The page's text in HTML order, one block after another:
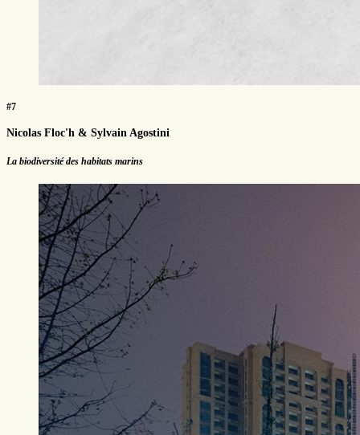
#7
Nicolas Floc'h & Sylvain Agostini
La biodiversité des habitats marins